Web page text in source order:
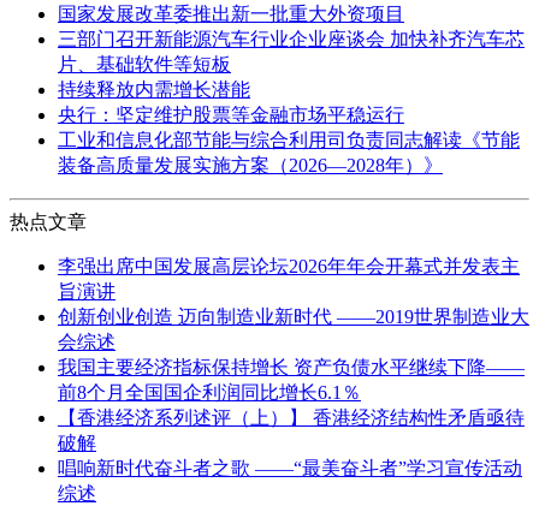
国家发展改革委推出新一批重大外资项目
三部门召开新能源汽车行业企业座谈会 加快补齐汽车芯
片、基础软件等短板
持续释放内需增长潜能
央行：坚定维护股票等金融市场平稳运行
工业和信息化部节能与综合利用司负责同志解读《节能
装备高质量发展实施方案（2026—2028年）》
热点文章
李强出席中国发展高层论坛2026年年会开幕式并发表主
旨演讲
创新创业创造 迈向制造业新时代 ——2019世界制造业大
会综述
我国主要经济指标保持增长 资产负债水平继续下降——
前8个月全国国企利润同比增长6.1％
【香港经济系列述评（上）】 香港经济结构性矛盾亟待
破解
唱响新时代奋斗者之歌 ——“最美奋斗者”学习宣传活动
综述